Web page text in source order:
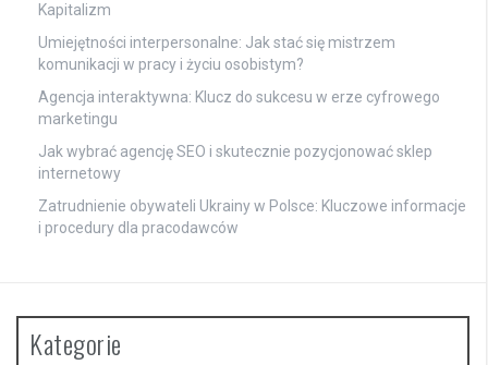
Kapitalizm
Umiejętności interpersonalne: Jak stać się mistrzem
komunikacji w pracy i życiu osobistym?
Agencja interaktywna: Klucz do sukcesu w erze cyfrowego
marketingu
Jak wybrać agencję SEO i skutecznie pozycjonować sklep
internetowy
Zatrudnienie obywateli Ukrainy w Polsce: Kluczowe informacje
i procedury dla pracodawców
Kategorie